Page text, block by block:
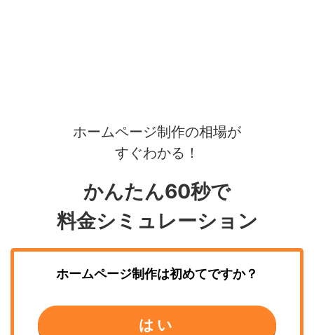
ホームページ制作の相場が
すぐわかる！
かんたん60秒で
料金シミュレーション
ホームページ制作は初めてですか？
はい